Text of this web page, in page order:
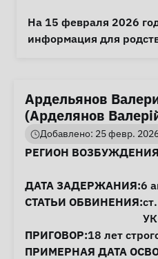
На 15 февраля 2026
информация для
Ардельянов
(Арделянов
Добавлено: 25 февр.
Информация о
РЕГИОН
ДАТА ЗАДЕРЖАНИЯ:6
СТАТЬИ ОБВИНЕНИЯ:
ПРИГОВОР:18 лет
ПРИМЕРНАЯ ДАТА